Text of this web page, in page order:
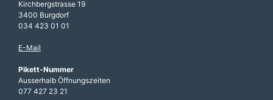
Kirchbergstrasse 19
3400 Burgdorf
034 423 01 01
E-Mail
Pikett-Nummer
Ausserhalb Öffnungszeiten
077 427 23 21